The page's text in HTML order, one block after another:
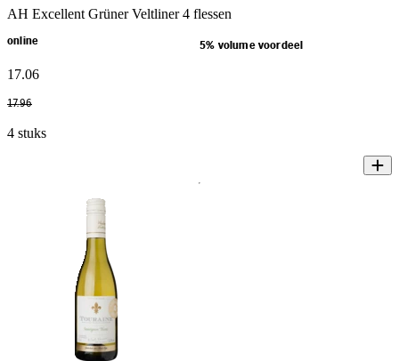
AH Excellent Grüner Veltliner 4 flessen
online 5% volume voordeel
17.06
17.96
4 stuks